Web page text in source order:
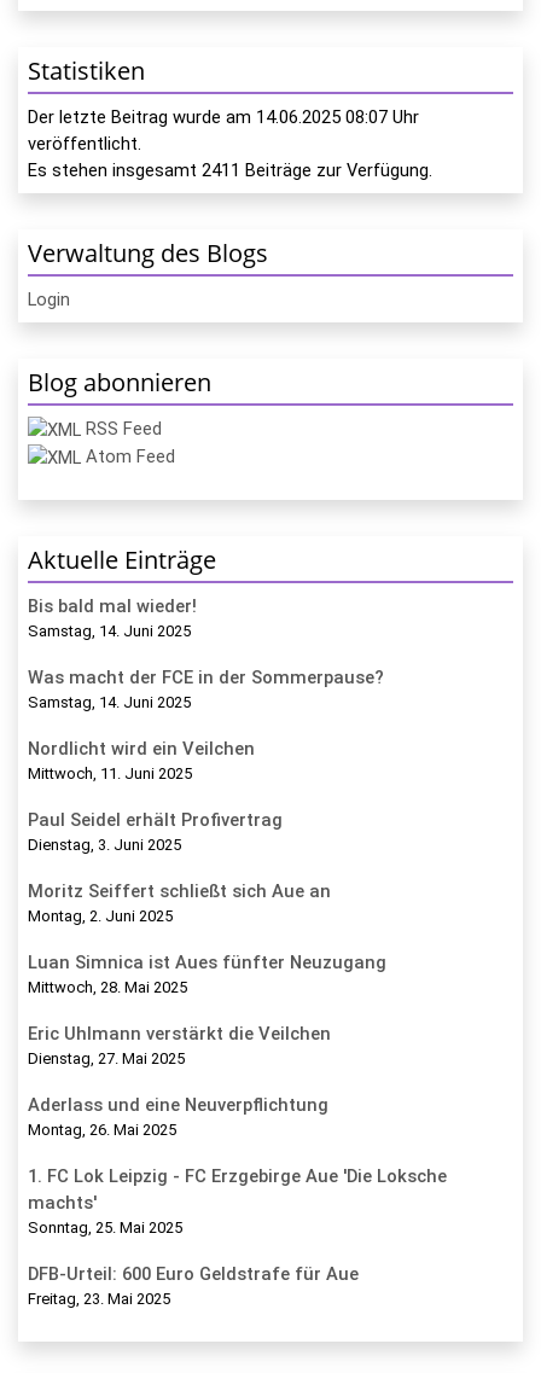
Statistiken
Der letzte Beitrag wurde am 14.06.2025 08:07 Uhr
veröffentlicht.
Es stehen insgesamt 2411 Beiträge zur Verfügung.
Verwaltung des Blogs
Login
Blog abonnieren
RSS Feed
Atom Feed
Aktuelle Einträge
Bis bald mal wieder!
Samstag, 14. Juni 2025
Was macht der FCE in der Sommerpause?
Samstag, 14. Juni 2025
Nordlicht wird ein Veilchen
Mittwoch, 11. Juni 2025
Paul Seidel erhält Profivertrag
Dienstag, 3. Juni 2025
Moritz Seiffert schließt sich Aue an
Montag, 2. Juni 2025
Luan Simnica ist Aues fünfter Neuzugang
Mittwoch, 28. Mai 2025
Eric Uhlmann verstärkt die Veilchen
Dienstag, 27. Mai 2025
Aderlass und eine Neuverpflichtung
Montag, 26. Mai 2025
1. FC Lok Leipzig - FC Erzgebirge Aue 'Die Loksche
machts'
Sonntag, 25. Mai 2025
DFB-Urteil: 600 Euro Geldstrafe für Aue
Freitag, 23. Mai 2025